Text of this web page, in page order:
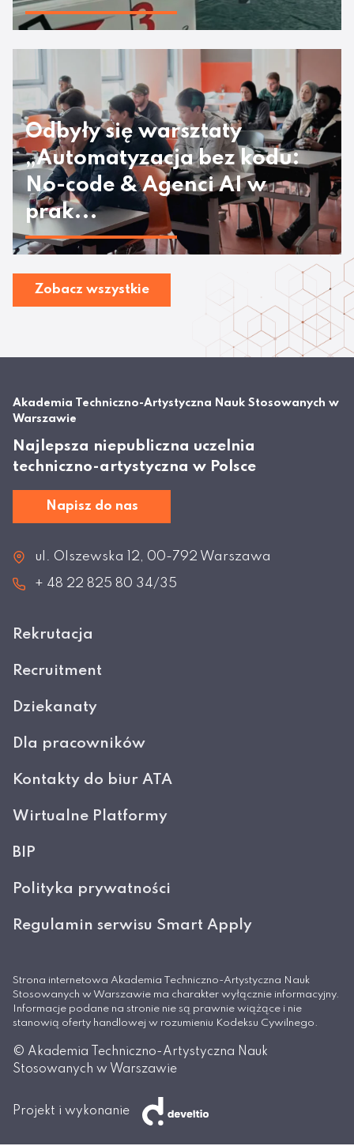
Odbyły się warsztaty
„Automatyzacja bez kodu:
No-code & Agenci AI w
prak...
Zobacz wszystkie
Akademia Techniczno-Artystyczna Nauk Stosowanych w
Warszawie
Najlepsza niepubliczna uczelnia
techniczno-artystyczna w Polsce
Napisz do nas
ul. Olszewska 12, 00-792 Warszawa
+ 48 22 825 80 34/35
Rekrutacja
Recruitment
Dziekanaty
Dla pracowników
Kontakty do biur ATA
Wirtualne Platformy
BIP
Polityka prywatności
Regulamin serwisu Smart Apply
Strona internetowa Akademia Techniczno-Artystyczna Nauk
Stosowanych w Warszawie ma charakter wyłącznie informacyjny.
Informacje podane na stronie nie są prawnie wiążące i nie
stanowią oferty handlowej w rozumieniu Kodeksu Cywilnego.
© Akademia Techniczno-Artystyczna Nauk
Stosowanych w Warszawie
Projekt i wykonanie